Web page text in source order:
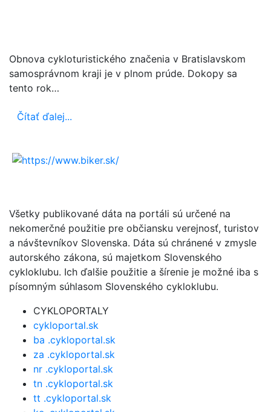
Obnova cykloturistického značenia v Bratislavskom
samosprávnom kraji je v plnom prúde. Dokopy sa
tento rok…
Čítať ďalej...
Všetky publikované dáta na portáli sú určené na
nekomerčné použitie pre občiansku verejnosť, turistov
a návštevníkov Slovenska. Dáta sú chránené v zmysle
autorského zákona, sú majetkom Slovenského
cykloklubu. Ich ďalšie použitie a šírenie je možné iba s
písomným súhlasom Slovenského cykloklubu.
CYKLOPORTALY
cykloportal.sk
ba .cykloportal.sk
za .cykloportal.sk
nr .cykloportal.sk
tn .cykloportal.sk
tt .cykloportal.sk